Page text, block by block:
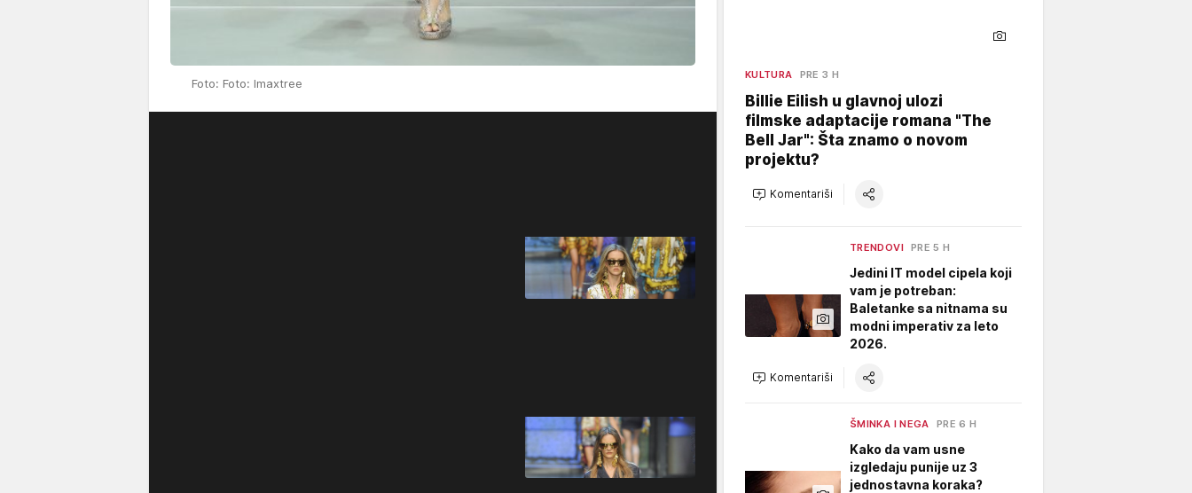
Foto: Foto: Imaxtree
KULTURA PRE 3 H
Billie Eilish u glavnoj ulozi
filmske adaptacije romana "The
Bell Jar": Šta znamo o novom
projektu?
Komentariši
TRENDOVI PRE 5 H
Jedini IT model cipela koji
vam je potreban:
Baletanke sa nitnama su
modni imperativ za leto
2026.
Komentariši
ŠMINKA I NEGA PRE 6 H
Kako da vam usne
izgledaju punije uz 3
jednostavna koraka?